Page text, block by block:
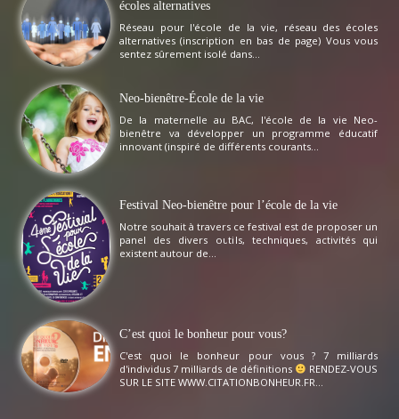
écoles alternatives
Réseau pour l'école de la vie, réseau des écoles
alternatives (inscription en bas de page) Vous vous
sentez sûrement isolé dans...
Neo-bienêtre-École de la vie
De la maternelle au BAC, l'école de la vie Neo-
bienêtre va développer un programme éducatif
innovant (inspiré de différents courants...
Festival Neo-bienêtre pour l’école de la vie
Notre souhait à travers ce festival est de proposer un
panel des divers outils, techniques, activités qui
existent autour de...
C’est quoi le bonheur pour vous?
C'est quoi le bonheur pour vous ? 7 milliards
d'individus 7 milliards de définitions
RENDEZ-VOUS
SUR LE SITE WWW.CITATIONBONHEUR.FR...